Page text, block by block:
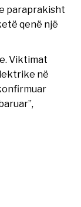
paraprakisht
qenë një
Viktimat
në